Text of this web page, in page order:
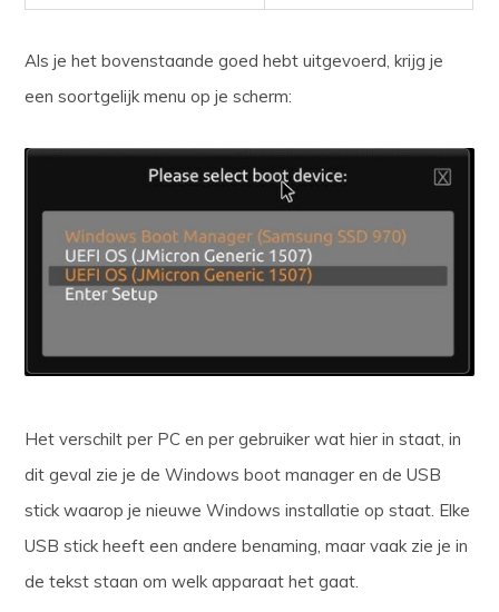
Als je het bovenstaande goed hebt uitgevoerd, krijg je
een soortgelijk menu op je scherm:
Het verschilt per PC en per gebruiker wat hier in staat, in
dit geval zie je de Windows boot manager en de USB
stick waarop je nieuwe Windows installatie op staat. Elke
USB stick heeft een andere benaming, maar vaak zie je in
de tekst staan om welk apparaat het gaat.